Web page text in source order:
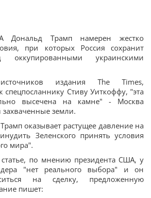
Дональд Трамп намерен жестко
при которых Россия сохранит
оккупированными украинскими
издания The Times,
Стиву Уиткоффу, "эта
высечена на камне" - Москва
захваченные земли.
оказывает растущее давление на
Зеленского принять условия
мира".
по мнению президента США, у
"нет реального выбора" и он
на сделку, предложенную
пишет: